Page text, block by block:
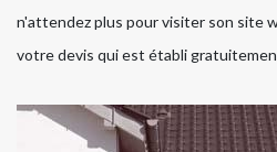
n'attendez plus pour visiter son site
votre devis qui est établi